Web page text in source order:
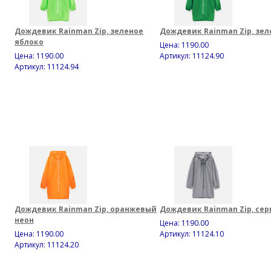
Дождевик Rainman Zip, зеленое
яблоко
Цена: 1190.00
Артикул: 11124.94
Дождевик Rainman Zip,
Цена: 1190.00
Артикул: 11124.90
Дождевик Rainman Zip, оранжевый
неон
Цена: 1190.00
Артикул: 11124.20
Дождевик Rainman Zip,
Цена: 1190.00
Артикул: 11124.10